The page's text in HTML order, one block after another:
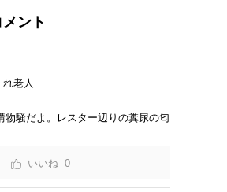
ント
老人
物騒だよ。レスター辺りの糞尿の匂
0